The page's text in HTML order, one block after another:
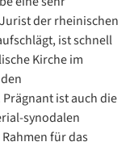
der rheinischen
ist schnell
Kirche im
ist auch die
synodalen
für das